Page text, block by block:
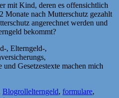
mit Kind, deren es offensichtlich
Monate nach Mutterschutz gezahlt
angerechnet werden und
bekommt?
, Elterngeld-,
Gesetzestexte machen mich
BlogrollSchlagwörter
elterngeld, formulare,